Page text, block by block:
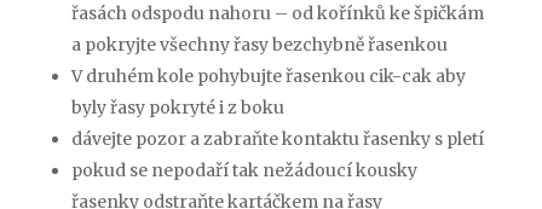
řasách odspodu nahoru – od kořínků ke špičkám
a pokryjte všechny řasy bezchybně řasenkou
V druhém kole pohybujte řasenkou cik-cak aby
byly řasy pokryté i z boku
dávejte pozor a zabraňte kontaktu řasenky s pletí
pokud se nepodaří tak nežádoucí kousky
řasenky odstraňte kartáčkem na řasy